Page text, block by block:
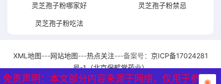
免责声明：本文部分内容来源于网络，仅用于参考、
灵芝孢子粉哪家好 灵芝孢子粉禁忌
灵芝孢子粉吃法
XML地图---网站地图---热点关注---备案号： 京ICP备17024281
号-1（北京保鹤堂药业）
免责声明：本文部分内容来源于网络，仅用于参考、